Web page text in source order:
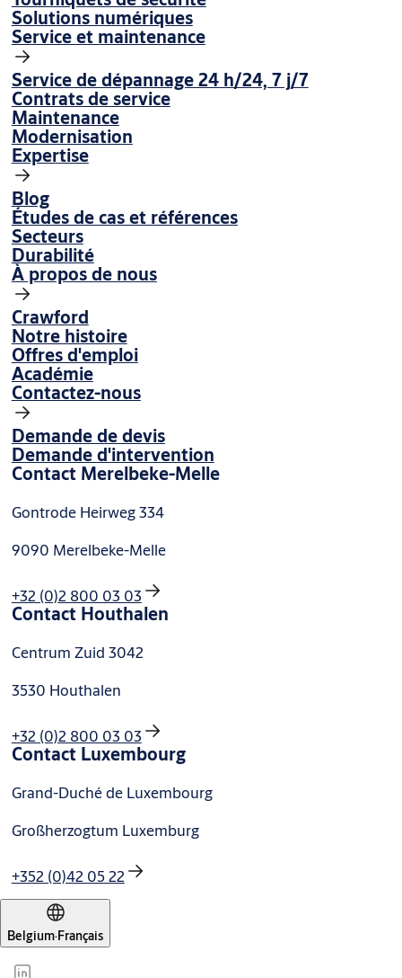
Solutions numériques
Service et maintenance
Service de dépannage 24 h/24, 7 j/7
Contrats de service
Maintenance
Modernisation
Expertise
Blog
Études de cas et références
Secteurs
Durabilité
À propos de nous
Crawford
Notre histoire
Offres d'emploi
Académie
Contactez-nous
Demande de devis
Demande d'intervention
Contact Merelbeke-Melle
Gontrode Heirweg 334
9090 Merelbeke-Melle
+32 (0)2 800 03 03
Contact Houthalen
Centrum Zuid 3042
3530 Houthalen
+32 (0)2 800 03 03
Contact Luxembourg
Grand-Duché de Luxembourg
Großherzogtum Luxemburg
+352 (0)42 05 22
Belgium·Français